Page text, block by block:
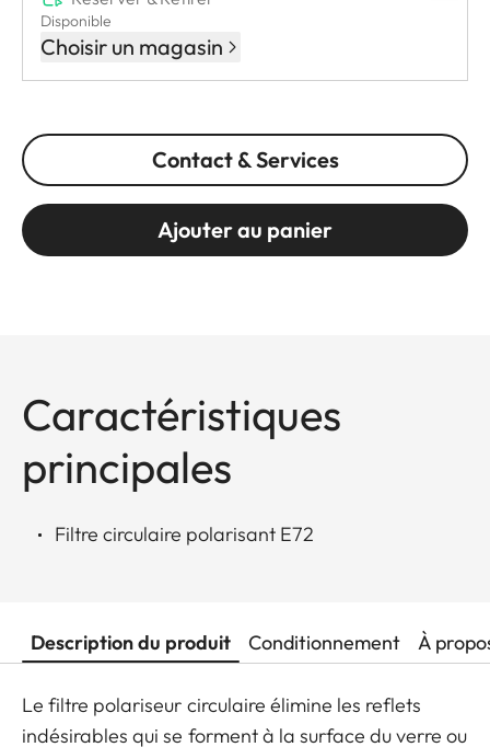
Disponible
Choisir un magasin
Contact & Services
Ajouter au panier
Caractéristiques
principales
Filtre circulaire polarisant E72
Description du produit Conditionnement À
Le filtre polariseur circulaire élimine les reflets
indésirables qui se forment à la surface du verre ou